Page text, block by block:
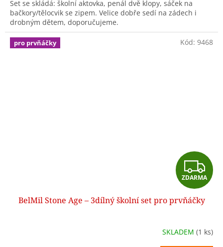
Set se skládá: školní aktovka, penál dvě klopy, sáček na
bačkory/tělocvik se zipem. Velice dobře sedí na zádech i
drobným dětem, doporučujeme.
pro prvňáčky
Z
D
R
ZDARMA
BelMil Stone Age – 3dílný školní set pro prvňáčky
SKLADEM (1 ks)
Kód: 9468